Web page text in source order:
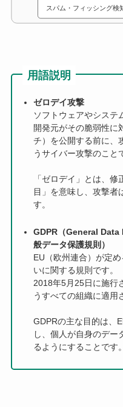
スパム・フィッシング検
用語説明
ゼロデイ攻撃
ソフトウェアやシステ
開発元がその脆弱性に
チ）を公開する前に、
うサイバー攻撃のこと
「ゼロデイ」とは、
目」を意味し、攻撃者
す。
GDPR（General
般データ保護規則）
EU（欧州連合）が定
いに関する規則です。
2018年5月25日に施行
うすべての組織に適用
GDPRの主な目的は、
し、個人が自身のデー
るようにすることです。